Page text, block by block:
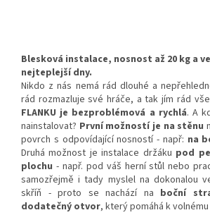
Blesková instalace, nosnost až 20 kg a
nejteplejší dny.
Nikdo z nás nemá rád dlouhé a
rád rozmazluje své hráče, a tak jím rád vše
FLANKU je bezproblémová a rychlá. A
nainstalovat? První možností je na stěnu
povrch s odpovídající nosností - např: na
Druhá možnost je instalace držáku pod
plochu - např. pod váš herní stůl nebo
samozřejmě i tady myslel na dokonalou
skříň - proto se nachází na boční
dodatečný otvor, který pomáhá k